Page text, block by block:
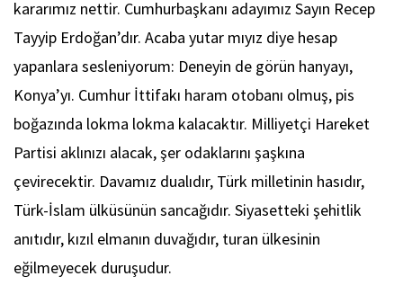
kararımız nettir. Cumhurbaşkanı adayımız Sayın Recep
Tayyip Erdoğan’dır. Acaba yutar mıyız diye hesap
yapanlara sesleniyorum: Deneyin de görün hanyayı,
Konya’yı. Cumhur İttifakı haram otobanı olmuş, pis
boğazında lokma lokma kalacaktır. Milliyetçi Hareket
Partisi aklınızı alacak, şer odaklarını şaşkına
çevirecektir. Davamız dualıdır, Türk milletinin hasıdır,
Türk-İslam ülküsünün sancağıdır. Siyasetteki şehitlik
anıtıdır, kızıl elmanın duvağıdır, turan ülkesinin
eğilmeyecek duruşudur.